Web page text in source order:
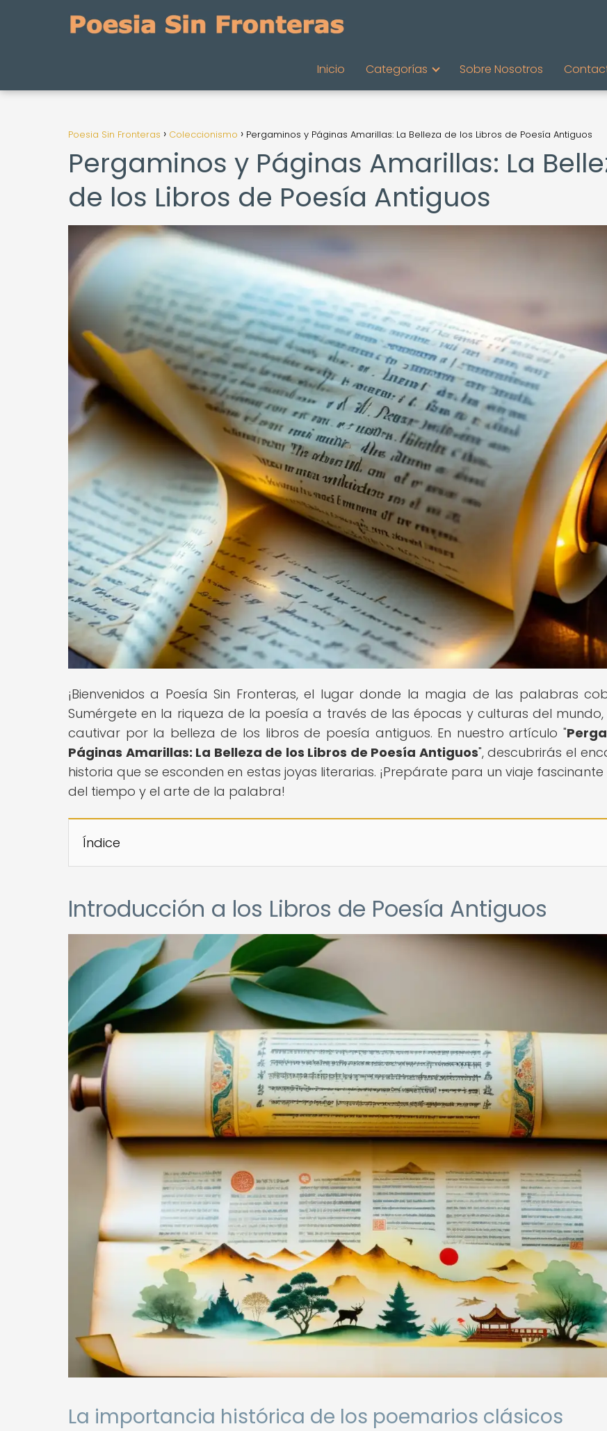
Inicio Categorías Sobre Nosotros
Poesia Sin Fronteras Coleccionismo Pergaminos y Páginas Amarillas: La Belleza de los Libros de Poesía Antiguos
Pergaminos y Páginas Amarillas: La
de los Libros de Poesía Antiguos
¡Bienvenidos a Poesía Sin Fronteras, el lugar donde la magia de las palabras
Sumérgete en la riqueza de la poesía a través de las épocas y culturas del
cautivar por la belleza de los libros de poesía antiguos. En nuestro artículo "
Páginas Amarillas: La Belleza de los Libros de Poesía Antiguos", descubrirás el
historia que se esconden en estas joyas literarias. ¡Prepárate para un viaje
del tiempo y el arte de la palabra!
Índice
Introducción a los Libros de Poesía Antiguos
La importancia histórica de los poemarios clásicos